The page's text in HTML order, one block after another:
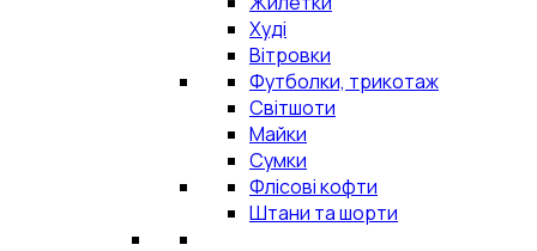
Худі
Вітровки
Футболки, трикотаж
Світшоти
Майки
Сумки
Флісові кофти
Штани та шорти